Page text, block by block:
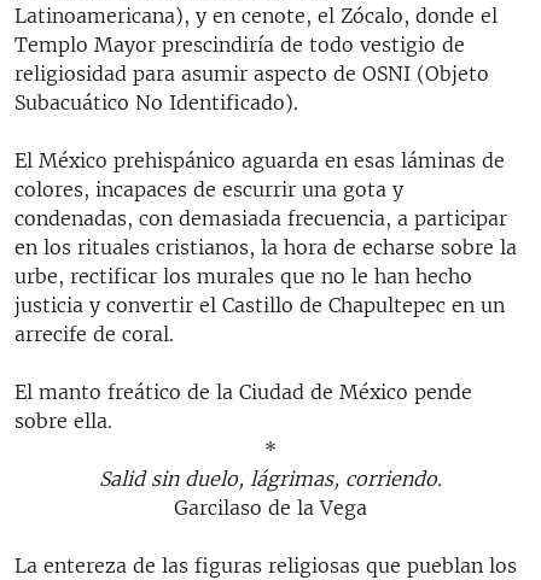
Latinoamericana), y en cenote, el Zócalo, donde el
Templo Mayor prescindiría de todo vestigio de
religiosidad para asumir aspecto de OSNI (Objeto
Subacuático No Identificado).
El México prehispánico aguarda en esas láminas de
colores, incapaces de escurrir una gota y
condenadas, con demasiada frecuencia, a participar
en los rituales cristianos, la hora de echarse sobre la
urbe, rectificar los murales que no le han hecho
justicia y convertir el Castillo de Chapultepec en un
arrecife de coral.
El manto freático de la Ciudad de México pende
sobre ella.
*
Salid sin duelo, lágrimas, corriendo.
Garcilaso de la Vega
La entereza de las figuras religiosas que pueblan los